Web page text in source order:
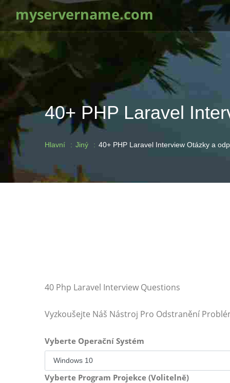
myservername.com
40+ PHP Laravel
Hlavní Jiný 40+ PHP Laravel Interview Otázky a
40 Php Laravel Interview Questions
Vyzkoušejte Náš Nástroj Pro Odstranění
Vyberte Operační Systém
Vyberte Program Projekce (Volitelně)